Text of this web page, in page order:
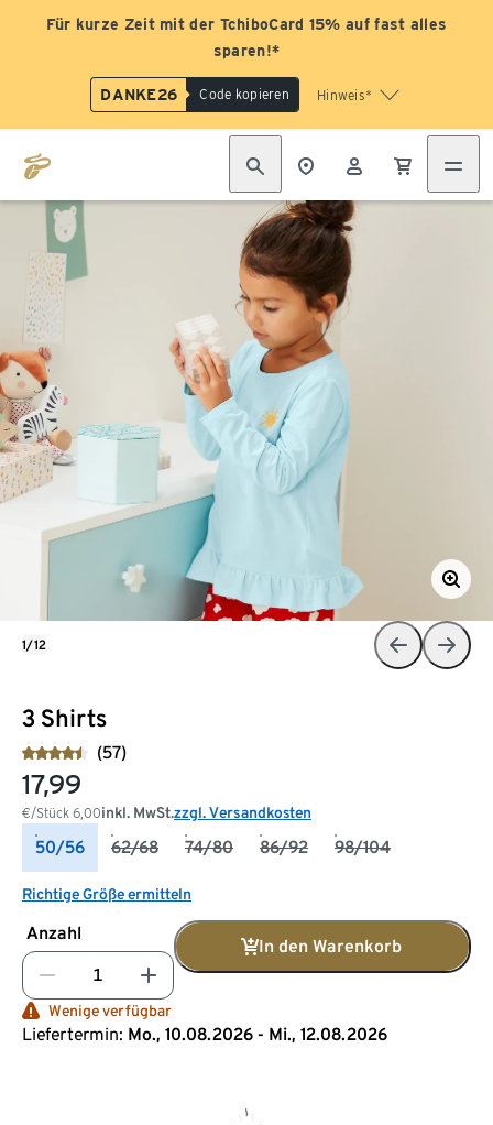
Für kurze Zeit mit der TchiboCard 15% auf fast alles
sparen!*
DANKE26 Code kopieren Hinweis*
3 Shirts
(57)
17,99
€/Stück 6,00inkl. MwSt.zzgl. Versandkosten
50/56 62/68 74/80 86/92 98/104
Richtige Größe ermitteln
Anzahl
In den Warenkorb
Wenige verfügbar
Liefertermin: Mo., 10.08.2026 - Mi., 12.08.2026
1/12